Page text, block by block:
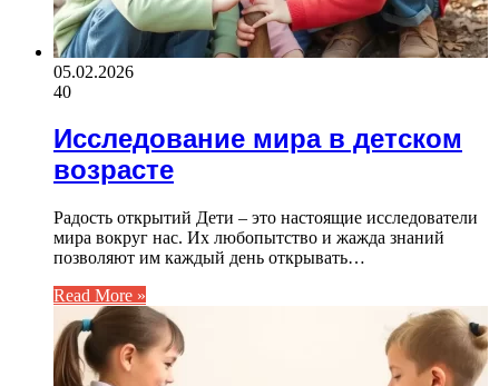
05.02.2026
40
Исследование мира в детском
возрасте
Радость открытий Дети – это настоящие исследователи
мира вокруг нас. Их любопытство и жажда знаний
позволяют им каждый день открывать…
Read More »